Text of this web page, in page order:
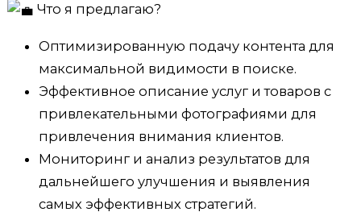
Что я предлагаю?
Оптимизированную подачу контента для
максимальной видимости в поиске.
Эффективное описание услуг и товаров с
привлекательными фотографиями для
привлечения внимания клиентов.
Мониторинг и анализ результатов для
дальнейшего улучшения и выявления
самых эффективных стратегий.